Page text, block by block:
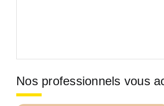
Nos professionnels vous